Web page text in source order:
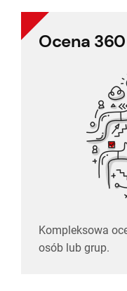
Ocena
Kompleksowa
osób lub grup.